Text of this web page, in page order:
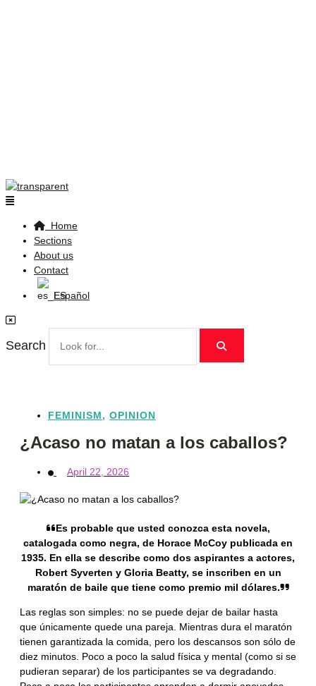
Flyout
Home
Sections
About us
Contact
Español
Search
FEMINISM, OPINION
¿Acaso no matan a los caballos?
April 22, 2026
Es probable que usted conozca esta novela,
catalogada como negra, de Horace McCoy publicada en
1935. En ella se describe como dos aspirantes a actores,
Robert Syverten y Gloria Beatty, se inscriben en un
maratón de baile que tiene como premio mil dólares.
Las reglas son simples: no se puede dejar de bailar hasta
que únicamente quede una pareja. Mientras dura el maratón
tienen garantizada la comida, pero los descansos son sólo de
diez minutos. Poco a poco la salud física y mental (como si se
pudieran separar) de los participantes se va degradando.